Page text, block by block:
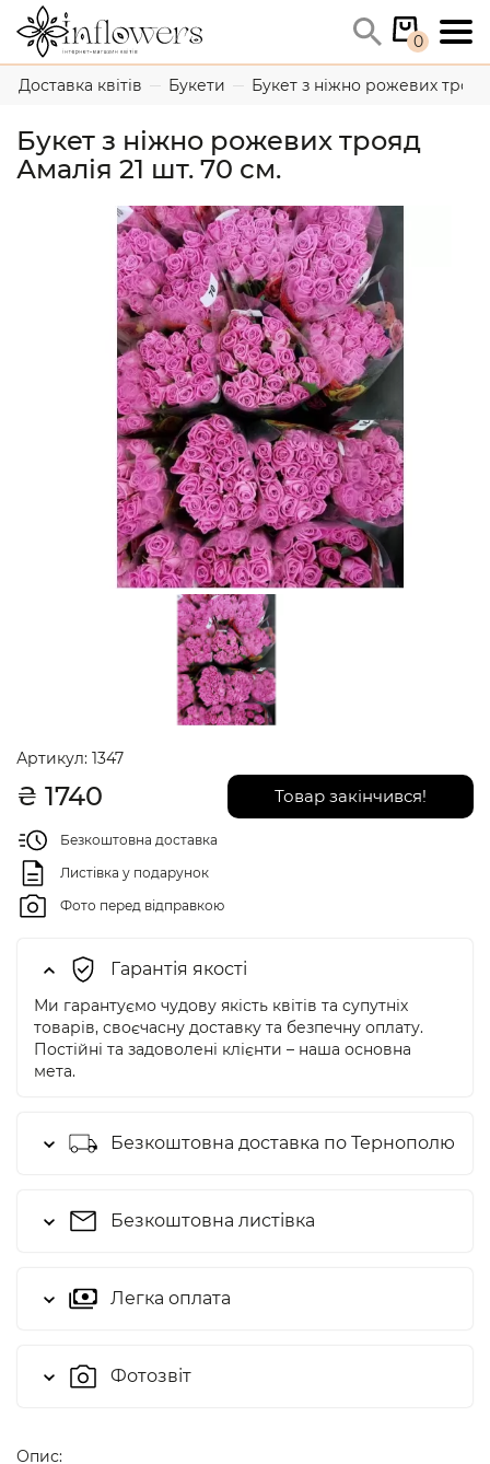
0
Доставка квітів Букети Букет з ніжно рожевих
Букет з ніжно рожевих трояд
Амалія 21 шт. 70 см.
Артикул: 1347
₴ 1740 Товар закінчився!
Безкоштовна доставка
Листівка у подарунок
Фото перед відправкою
Гарантія якості
Ми гарантуємо чудову якість квітів та супутніх
товарів, своєчасну доставку та безпечну оплату.
Постійні та задоволені клієнти – наша основна
мета.
Безкоштовна доставка по Тернополю
Безкоштовна листівка
Легка оплата
Фотозвіт
Опис: